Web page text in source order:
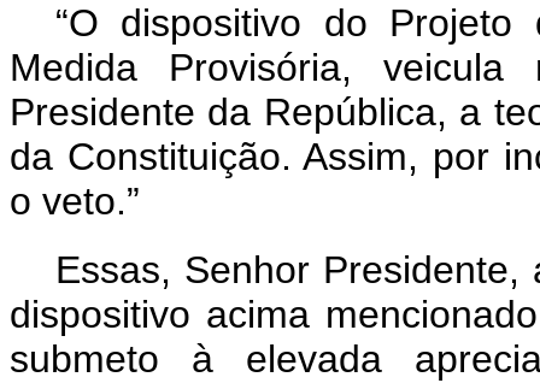
“O dispositivo do
Medida Provisória,
Presidente da República, a
da Constituição. Assim, por
o veto.”
Essas, Senhor
dispositivo acima
submeto à elevada